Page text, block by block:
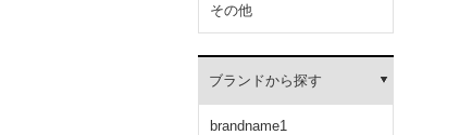
dr_その他
その他
ブランドから探す
brandname1